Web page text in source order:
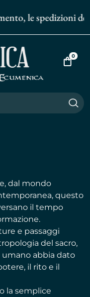
spedizioni degli
Vai
0
dal mondo
questo
il tempo
e passaggi
del sacro,
umano abbia dato
il rito e il
la semplice